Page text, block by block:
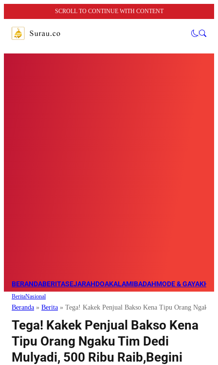
SCROLL TO CONTINUE WITH CONTENT
BERANDABERITASEJARAHDOAKALAMIBADAHMODE & GAYA
BeritaNasional
Beranda » Berita » Tega! Kakek Penjual Bakso Kena Tipu Orang
Tega! Kakek Penjual Bakso Kena
Tipu Orang Ngaku Tim Dedi
Mulyadi, 500 Ribu Raib,Begini